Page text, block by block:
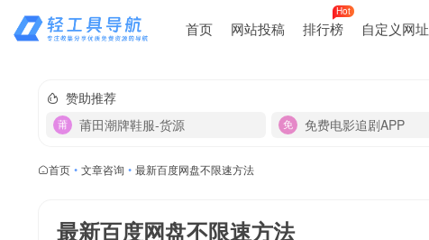
首页 网站投稿 排行榜
Hot
自定义网址
赞助推荐
莆田潮牌鞋服-货源
免费电影追剧APP
首页 • 文章咨询 • 最新百度网盘不限速方法
最新百度网盘不限速方法